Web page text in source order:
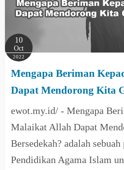
10
Oct
2022
Mengapa Beriman
Dapat Mendorong Kita
ewot.my.id/ - Mengapa
Malaikat Allah Dapat
Bersedekah? adalah
Pendidikan Agama Islam